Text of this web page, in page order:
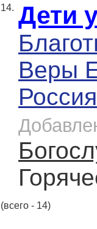
14. Дети
Веры
Россия
(всего - 14)